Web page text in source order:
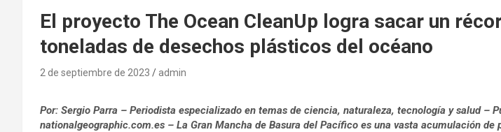
El proyecto The Ocean CleanUp logra sacar un
toneladas de desechos plásticos del océano
2 de septiembre de 2023 admin
Por: Sergio Parra – Periodista especializado en temas de ciencia, naturaleza, tecnología y salud –
nationalgeographic.com.es – La Gran Mancha de Basura del Pacífico es una vasta acumulación de